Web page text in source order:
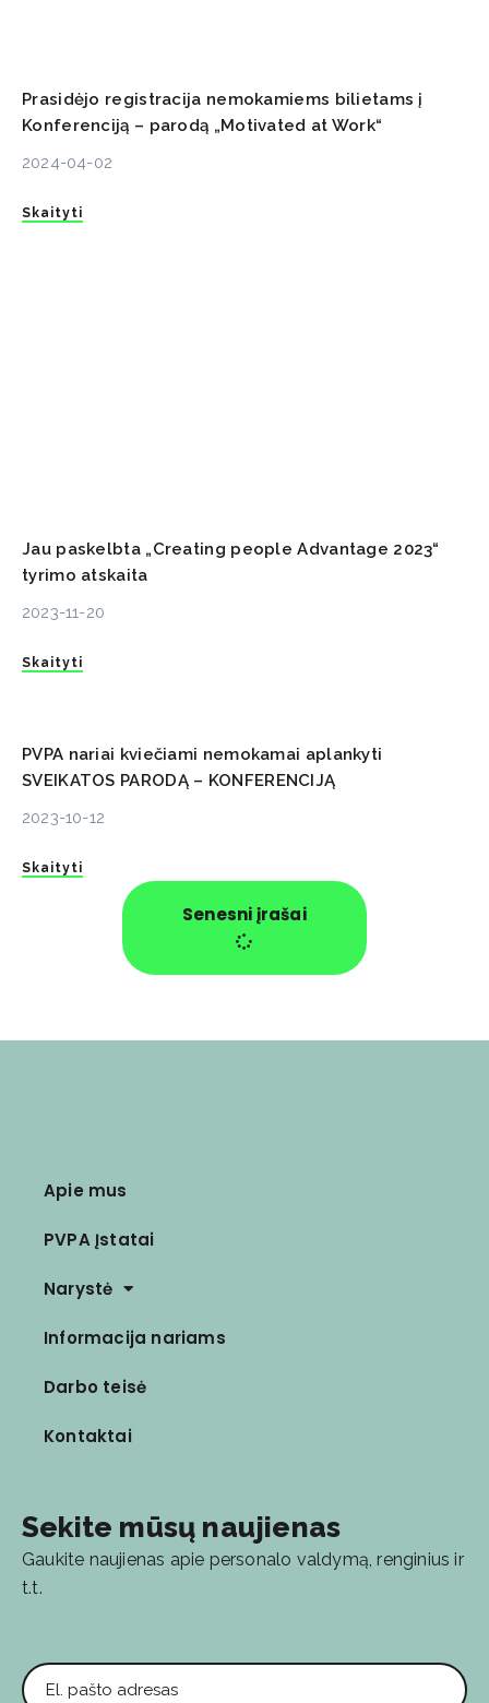
Prasidėjo registracija nemokamiems bilietams į
Konferenciją – parodą „Motivated at Work“
2024-04-02
Skaityti
Jau paskelbta „Creating people Advantage 2023“
tyrimo atskaita
2023-11-20
Skaityti
PVPA nariai kviečiami nemokamai aplankyti
SVEIKATOS PARODĄ – KONFERENCIJĄ
2023-10-12
Skaityti
Senesni įrašai
Apie mus
PVPA Įstatai
Narystė
Informacija nariams
Darbo teisė
Kontaktai
Sekite mūsų naujienas
Gaukite naujienas apie personalo valdymą, renginius ir
t.t.